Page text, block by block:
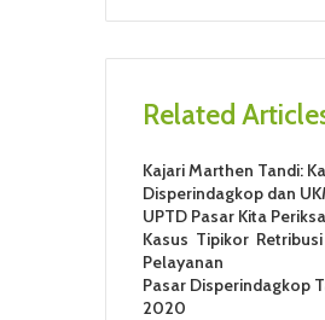
Related
Kajari Marthen Tandi:
Disperindagkop dan
UPTD Pasar Kita
Kasus Tipikor Retribusi
Pelayanan
Pasar Disperindagkop
2020